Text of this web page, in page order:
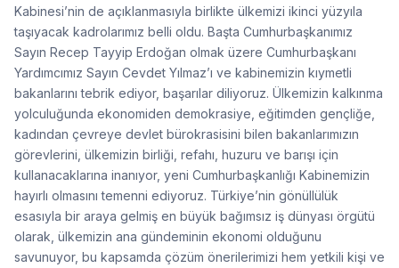
Kabinesi’nin de açıklanmasıyla birlikte ülkemizi ikinci yüzyıla
taşıyacak kadrolarımız belli oldu. Başta Cumhurbaşkanımız
Sayın Recep Tayyip Erdoğan olmak üzere Cumhurbaşkanı
Yardımcımız Sayın Cevdet Yılmaz’ı ve kabinemizin kıymetli
bakanlarını tebrik ediyor, başarılar diliyoruz. Ülkemizin kalkınma
yolculuğunda ekonomiden demokrasiye, eğitimden gençliğe,
kadından çevreye devlet bürokrasisini bilen bakanlarımızın
görevlerini, ülkemizin birliği, refahı, huzuru ve barışı için
kullanacaklarına inanıyor, yeni Cumhurbaşkanlığı Kabinemizin
hayırlı olmasını temenni ediyoruz. Türkiye’nin gönüllülük
esasıyla bir araya gelmiş en büyük bağımsız iş dünyası örgütü
olarak, ülkemizin ana gündeminin ekonomi olduğunu
savunuyor, bu kapsamda çözüm önerilerimizi hem yetkili kişi ve